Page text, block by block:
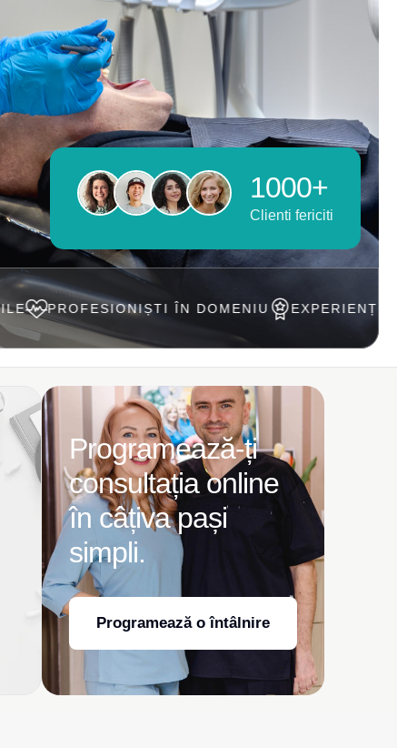
1000+
Clienti fericiti
ÎN DOMENIU EXPERIENȚĂ DE PESTE 20
Programează-ți
consultația online
în câțiva pași
simpli.
Programează o întâlnire